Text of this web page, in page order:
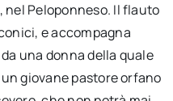
nel Peloponneso. Il flauto
e accompagna
una donna della quale
giovane pastore orfano